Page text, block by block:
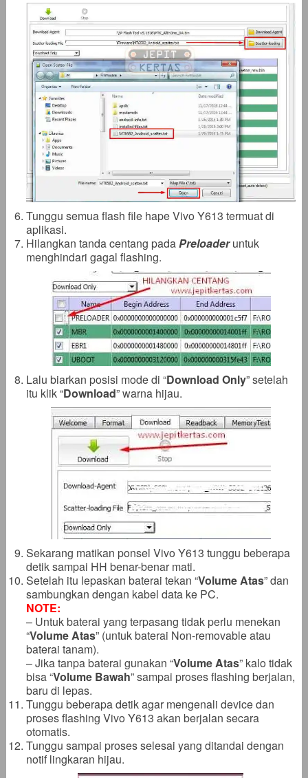
Tunggu semua flash file hape Vivo Y613 termuat di
aplikasi.
Hilangkan tanda centang padaPreloader untuk
menghindari gagal flashing.
Lalu biarkan posisi mode di “Download Only” setelah
itu klik “Download” warna hijau.
Sekarang matikan ponsel Vivo Y613 tunggu beberapa
detik sampai HH benar-benar mati.
Setelah itu lepaskan baterai tekan “Volume Atas” dan
sambungkan dengan kabel data ke PC.
NOTE:
– Untuk baterai yang terpasang tidak perlu menekan
“Volume Atas” (untuk baterai Non-removable atau
baterai tanam).
– Jika tanpa baterai gunakan “Volume Atas” kalo tidak
bisa “Volume Bawah” sampai proses flashing berjalan,
baru di lepas.
Tunggu beberapa detik agar mengenali device dan
proses flashing Vivo Y613 akan berjalan secara
otomatis.
Tunggu sampai proses selesai yang ditandai dengan
notif lingkaran hijau.